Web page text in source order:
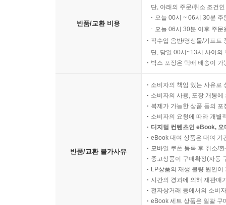
반품/교환 비용
단, 아래의 주문/취소 조건
오늘 00시 ~ 06시 30분
오늘 06시 30분 이후 주
직수입 음반/영상물/기프트
단, 당일 00시~13시 사이의
박스 포장은 택배 배송이
반품/교환 불가사유
소비자의 책임 있는 사유로
소비자의 사용, 포장 개봉
복제가 가능한 상품 등의
소비자의 요청에 따라 개별
디지털 컨텐츠인 eBook,
eBook 대여 상품은 대여 기
모바일 쿠폰 등록 후 취소/
중고상품이 구매확정(자동
LP상품의 재생 불량 원인
시간의 경과에 의해 재판매
전자상거래 등에서의 소비
eBook 세트 상품은 일괄 구